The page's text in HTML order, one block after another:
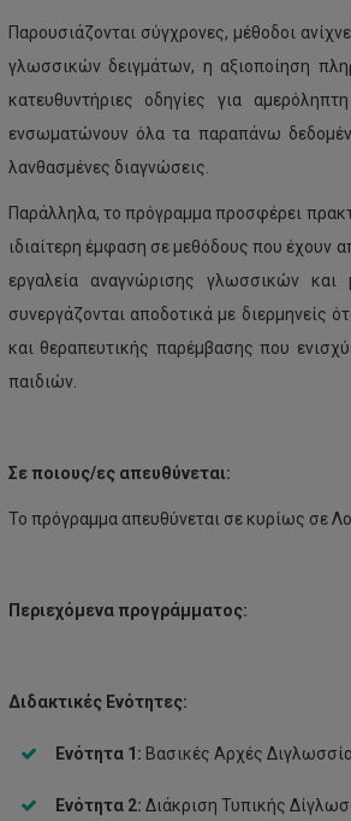
Παρουσιάζονται σύγχρονες, μέθοδοι
γλωσσικών δειγμάτων, η αξιοποίηση
κατευθυντήριες οδηγίες για
ενσωματώνουν όλα τα παραπάνω
λανθασμένες διαγνώσεις.
Παράλληλα, το πρόγραμμα προσφέρει
ιδιαίτερη έμφαση σε μεθόδους που έχουν
εργαλεία αναγνώρισης γλωσσικών
συνεργάζονται αποδοτικά με διερμηνείς
και θεραπευτικής παρέμβασης που
παιδιών.
Σε ποιους/ες απευθύνεται:
Το πρόγραμμα απευθύνεται σε κυρίως σε
Περιεχόμενα προγράμματος:
Διδακτικές Ενότητες:
Ενότητα 1: Βασικές Αρχές
Ενότητα 2: Διάκριση Τυπικής